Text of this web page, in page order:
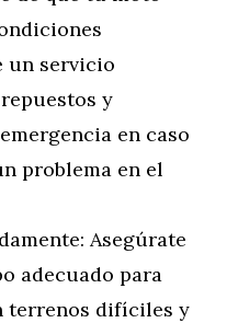
un servicio
y
en caso
problema en el
Asegúrate
adecuado para
terrenos difíciles y